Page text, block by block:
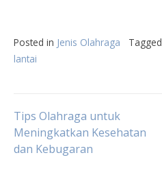
Posted in Jenis Olahraga Tagged
lantai
Post
navigation
Tips Olahraga untuk
Meningkatkan Kesehatan
dan Kebugaran